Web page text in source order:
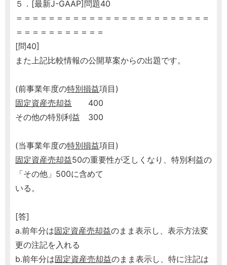
５．[最新J-GAAP]問題40
＝＝＝＝＝＝＝＝＝＝＝＝＝＝＝＝＝＝＝＝＝＝＝＝
＝＝＝＝＝＝＝＝＝＝＝
[問40]
また上記比較情報の公開草案からの出題です。
(前事業年度の特別損益項目)
固定資産売却益 400
その他の特別利益 300
(当事業年度の特別損益項目)
固定資産売却益50の重要性が乏しくなり、特別利益の
「その他」500に含めて
いる。
[答]
a.前年分は固定資産売却益のまま表示し、表示方法変
更の注記を入れる
b.前年分は固定資産売却益のまま表示し、特に注記は